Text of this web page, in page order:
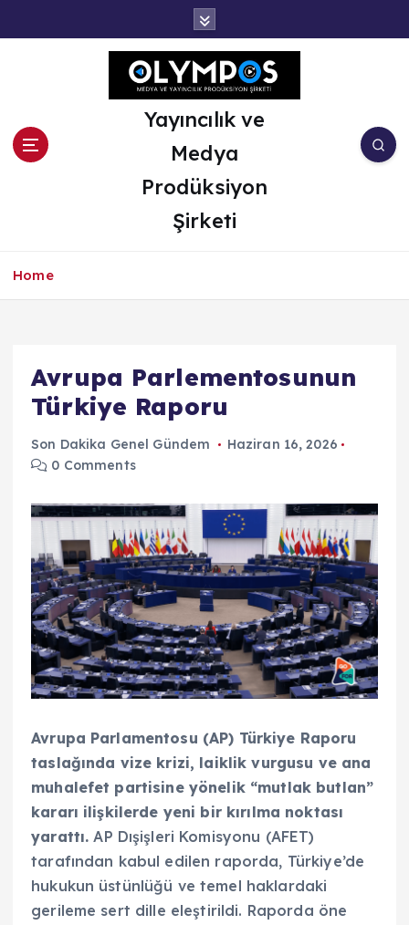
Yayıncılık ve
Medya
Prodüksiyon
Şirketi
Home
Avrupa Parlementosunun
Türkiye Raporu
Son Dakika Genel Gündem
Haziran 16, 2026
0 Comments
Avrupa Parlamentosu (AP) Türkiye Raporu
taslağında vize krizi, laiklik vurgusu ve ana
muhalefet partisine yönelik “mutlak butlan”
kararı ilişkilerde yeni bir kırılma noktası
yarattı. AP Dışişleri Komisyonu (AFET)
tarafından kabul edilen raporda, Türkiye’de
hukukun üstünlüğü ve temel haklardaki
gerileme sert dille eleştirildi. Raporda öne